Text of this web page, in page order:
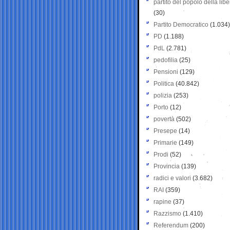
partito del popolo della
(30)
Partito Democratico (1.034)
PD (1.188)
PdL (2.781)
pedofilia (25)
Pensioni (129)
Politica (40.842)
polizia (253)
Porto (12)
povertà (502)
Presepe (14)
Primarie (149)
Prodi (52)
Provincia (139)
radici e valori (3.682)
RAI (359)
rapine (37)
Razzismo (1.410)
Referendum (200)